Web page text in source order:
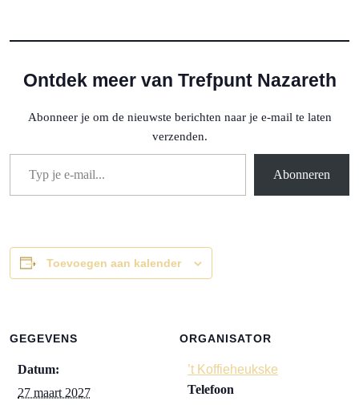
Ontdek meer van Trefpunt Nazareth
Abonneer je om de nieuwste berichten naar je e-mail te laten
verzenden.
Typ je e-mail...
Abonneren
Toevoegen aan kalender
GEGEVENS
Datum:
27 maart 2027
ORGANISATOR
’t Koffieheukske
Telefoon